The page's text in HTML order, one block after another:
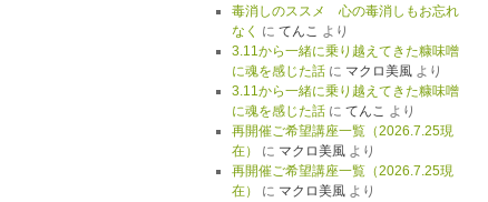
毒消しのススメ 心の毒消しもお忘れ
なく に てんこ より
3.11から一緒に乗り越えてきた糠味噌
に魂を感じた話に マクロ美風より
3.11から一緒に乗り越えてきた糠味噌
に魂を感じた話に てんこ より
再開催ご希望講座一覧（2026.7.25現
在）
に マクロ美風より
再開催ご希望講座一覧（2026.7.25現
在）
に マクロ美風より